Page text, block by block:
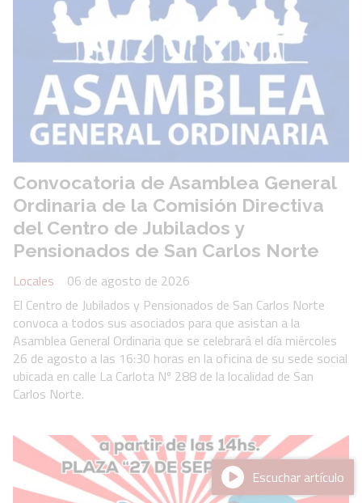
Convocatoria de Asamblea General
Ordinaria de la Comisión Directiva
del Centro de Jubilados y
Pensionados de San Carlos Norte
Locales
06 de agosto de 2026
El Centro de Jubilados y Pensionados de San Carlos Norte
convoca a todos sus asociados para que asistan a la
Asamblea General Ordinaria que se celebrará el día miércoles
26 de agosto a las 16:30 horas en la oficina de su sede social
ubicada en calle La Carlota Nº 288 de la localidad de San
Carlos Norte.
Escuchar artículo